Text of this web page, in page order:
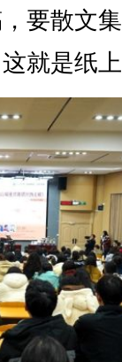
要散文
就是纸